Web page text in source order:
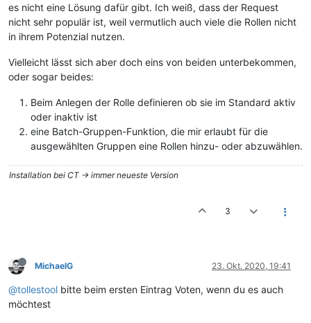
es nicht eine Lösung dafür gibt. Ich weiß, dass der Request
nicht sehr populär ist, weil vermutlich auch viele die Rollen nicht
in ihrem Potenzial nutzen.
Vielleicht lässt sich aber doch eins von beiden unterbekommen,
oder sogar beides:
Beim Anlegen der Rolle definieren ob sie im Standard aktiv
oder inaktiv ist
eine Batch-Gruppen-Funktion, die mir erlaubt für die
ausgewählten Gruppen eine Rollen hinzu- oder abzuwählen.
Installation bei CT -> immer neueste Version
3
MichaelG 23. Okt. 2020, 19:41
@tollestool bitte beim ersten Eintrag Voten, wenn du es auch
möchtest